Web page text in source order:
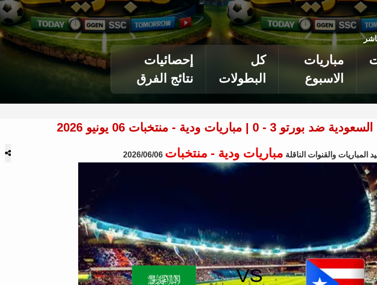
مباريات
الاسبوع
كل
البطولات
إحصائيات
نتائج الفرق
3 - 0 | مباريات ودية - منتخبات 06 يونيو 2026
المباريات والقنوات الناقلة مباريات ودية - منتخبات 2026/06/06